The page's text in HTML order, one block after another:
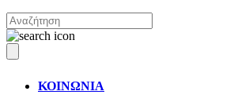
ΚΟΙΝΩΝΙΑ